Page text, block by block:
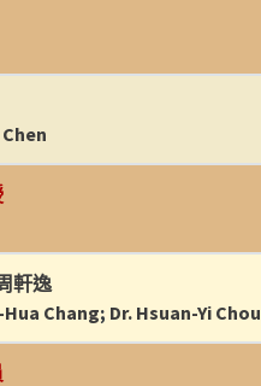
軒逸
Chang; Dr. Hsuan-Yi Chou